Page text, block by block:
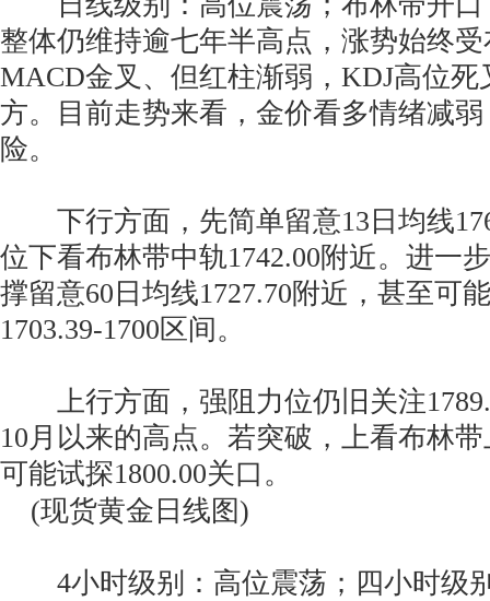
整体仍维持逾七年半高点，涨势始终
MACD金叉、但红柱渐弱，KDJ高位死
方。目前走势来看，金价看多情绪减
险。
下行方面，先简单留意13日均线
位下看布林带中轨1742.00附近。进一
撑留意60日均线1727.70附近，甚至可
1703.39-1700区间。
上行方面，强阻力位仍旧关注
10月以来的高点。若突破，上看布林带
可能试探1800.00关口。
(现货黄金日线图)
4小时级别：高位震荡；四小时级